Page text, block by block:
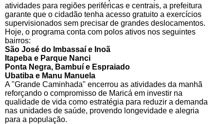
atividades para regiões periféricas e centrais, a prefeitura
garante que o cidadão tenha acesso gratuito a exercícios
supervisionados sem precisar de grandes deslocamentos.
Hoje, o programa conta com polos ativos nos seguintes
bairros:
São José do Imbassaí e Inoã
Itapeba e Parque Nanci
Ponta Negra, Bambuí e Espraiado
Ubatiba e Manu Manuela
A "Grande Caminhada" encerrou as atividades da manhã
reforçando o compromisso de Maricá em investir na
qualidade de vida como estratégia para reduzir a demanda
nas unidades de saúde, provendo longevidade e alegria
para a população.